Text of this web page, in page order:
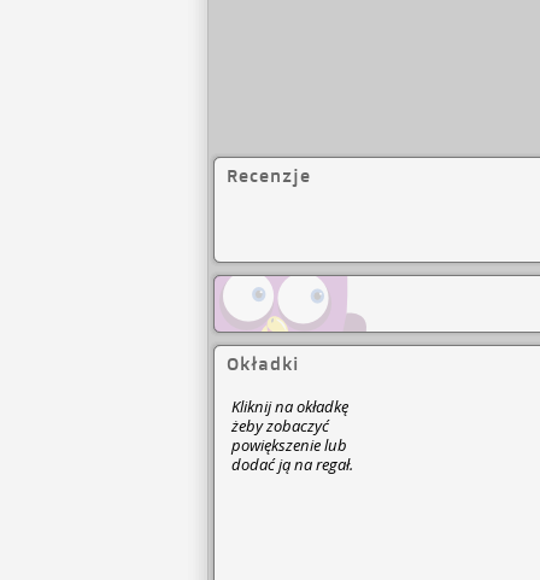
Recenzje
Okładki
Kliknij na okładkę
żeby zobaczyć
powiększenie lub
dodać ją na regał.